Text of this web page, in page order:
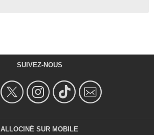
SUIVEZ-NOUS
ALLOCINÉ SUR MOBILE